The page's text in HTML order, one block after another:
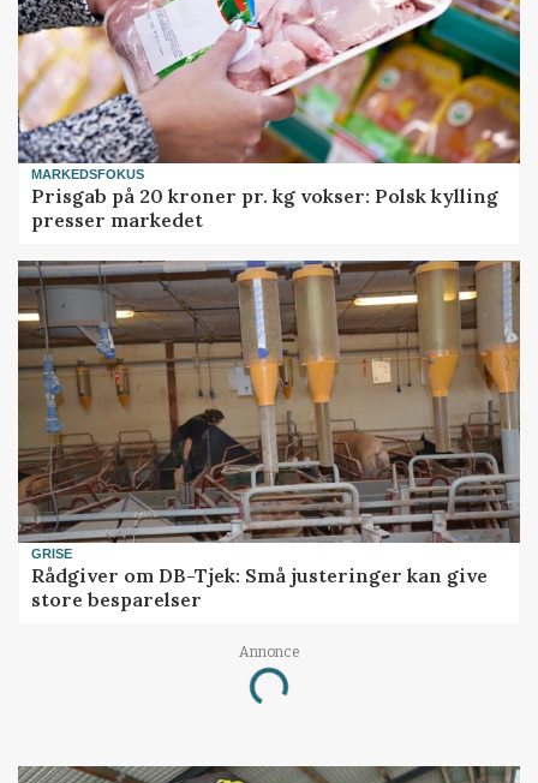
MARKEDSFOKUS
Prisgab på 20 kroner pr. kg vokser: Polsk kylling
presser markedet
GRISE
Rådgiver om DB-Tjek: Små justeringer kan give
store besparelser
Annonce
Loading...